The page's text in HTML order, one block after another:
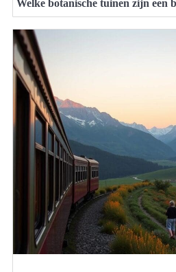
Welke botanische tuinen zijn een